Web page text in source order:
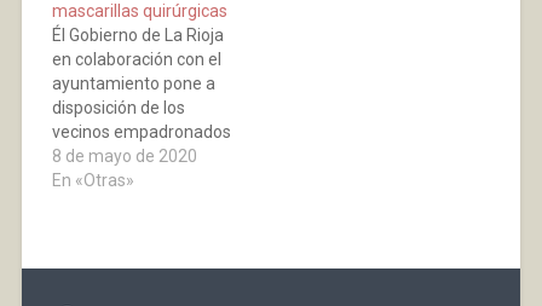
mascarillas quirúrgicas
Él Gobierno de La Rioja
en colaboración con el
ayuntamiento pone a
disposición de los
vecinos empadronados
mascarillas quirúrgicas
gratuitasEl reparto se
8 de mayo de 2020
En «Otras»